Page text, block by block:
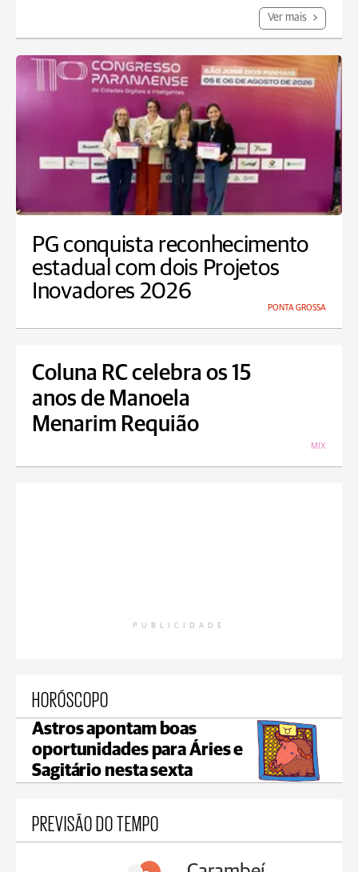
Ver mais
PG conquista reconhecimento
estadual com dois Projetos
Inovadores 2026
PONTA GROSSA
Coluna RC celebra os 15
anos de Manoela
Menarim Requião
MIX
PUBLICIDADE
HORÓSCOPO
Astros apontam boas
oportunidades para Áries e
Sagitário nesta sexta
PREVISÃO DO TEMPO